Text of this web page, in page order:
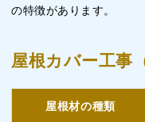
の特徴があります。
屋根カバー工事
屋根材の種類